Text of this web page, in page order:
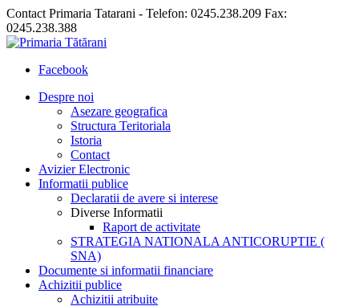
Contact Primaria Tatarani - Telefon: 0245.238.209 Fax:
0245.238.388
Facebook
Despre noi
Asezare geografica
Structura Teritoriala
Istoria
Contact
Avizier Electronic
Informatii publice
Declaratii de avere si interese
Diverse Informatii
Raport de activitate
STRATEGIA NATIONALA ANTICORUPTIE (
SNA)
Documente si informatii financiare
Achizitii publice
Achizitii atribuite